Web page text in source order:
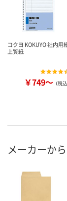
コクヨ KOKUYO 社内用
上質紙
￥749～ （税込
メーカーか